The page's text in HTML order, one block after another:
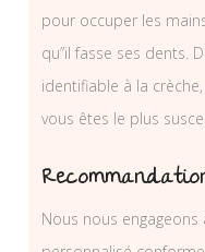
pour occuper les
qu”il fasse ses dents.
identifiable à la
vous êtes le plus
Nous nous